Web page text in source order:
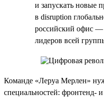
и запускать новые
в disruption
российский офис —
лидеров всей
Команде «Леруа Мерлен»
специальностей: фронтенд-